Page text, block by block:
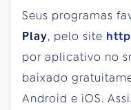
Seus programas
Play, pelo site
por aplicativo no
baixado
Android e iOS.